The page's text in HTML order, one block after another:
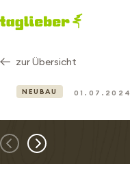
zur Übersicht
NEUBAU 01.07.2024